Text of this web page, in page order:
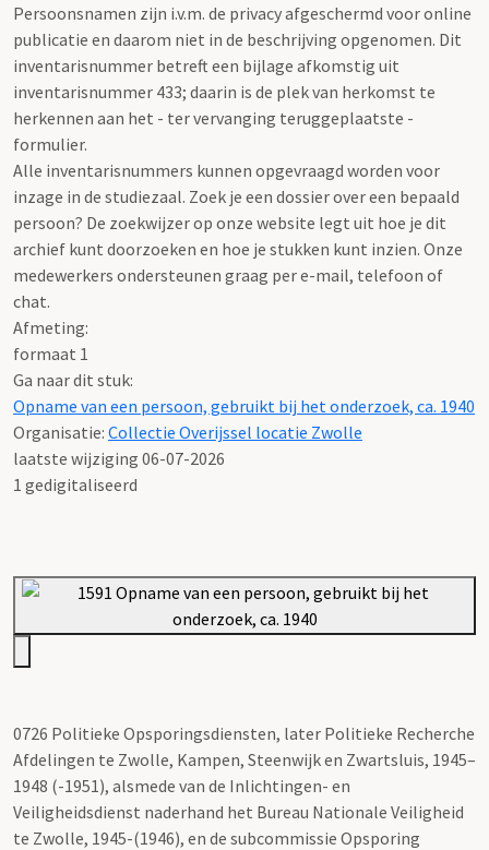
Persoonsnamen zijn i.v.m. de privacy afgeschermd voor online
publicatie en daarom niet in de beschrijving opgenomen. Dit
inventarisnummer betreft een bijlage afkomstig uit
inventarisnummer 433; daarin is de plek van herkomst te
herkennen aan het - ter vervanging teruggeplaatste -
formulier.
Alle inventarisnummers kunnen opgevraagd worden voor
inzage in de studiezaal. Zoek je een dossier over een bepaald
persoon? De zoekwijzer op onze website legt uit hoe je dit
archief kunt doorzoeken en hoe je stukken kunt inzien. Onze
medewerkers ondersteunen graag per e-mail, telefoon of
chat.
Afmeting:
formaat 1
Ga naar dit stuk:
Opname van een persoon, gebruikt bij het onderzoek, ca. 1940
Organisatie: Collectie Overijssel locatie Zwolle
laatste wijziging 06-07-2026
1 gedigitaliseerd
0726 Politieke Opsporingsdiensten, later Politieke Recherche
Afdelingen te Zwolle, Kampen, Steenwijk en Zwartsluis, 1945–
1948 (-1951), alsmede van de Inlichtingen- en
Veiligheidsdienst naderhand het Bureau Nationale Veiligheid
te Zwolle, 1945-(1946), en de subcommissie Opsporing